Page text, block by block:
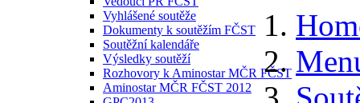
Vyhlášené soutěže
Dokumenty k soutěžím FČST
Soutěžní kalendáře
Výsledky soutěží
Rozhovory k Aminostar MČR FČST
Aminostar MČR FČST 2012